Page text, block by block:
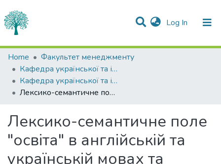
Log In (current)
Statistics
Communities & Collections
All of DSpace
Home
Факультет менеджменту
Кафедра української та іноземних мов
Кафедра української та іноземних мов
Лексико-семантичне поле "освіта" в англійській та українській мовах та проблема перекладної взіємовідповідності освітньої лексики
Лексико-семантичне поле
"освіта" в англійській та
українській мовах та